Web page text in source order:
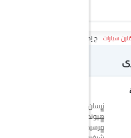
سيارات ج إم سي فيجوس Vs رينو ميجان
نيسان
هيونداي
مرسيدس-بنز